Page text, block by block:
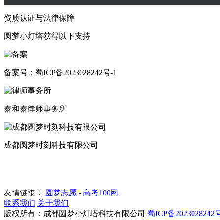
资质认证与法律保障
圆梦小灯塔获得以下支持
备案号：蜀ICP备2023028242号-1
泰和泰律师事务所
成都圆梦时刻科技有限公司
友情链接： 圆梦志愿 - 高考100网
联系我们 关于我们
版权所有：成都圆梦小灯塔科技有限公司 蜀ICP备2023028242